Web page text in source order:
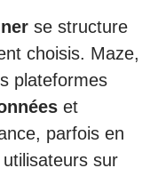
se structure
choisis. Maze,
plateformes
et
parfois en
sur